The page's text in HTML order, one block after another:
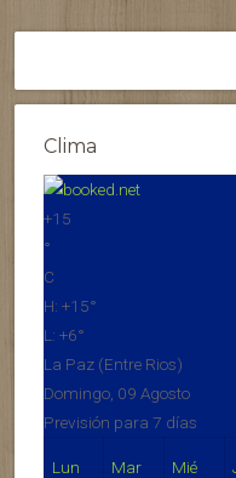
Clima
+15
°
C
H: +15°
L: +6°
La Paz (Entre Rios)
Domingo, 09 Agosto
Previsión para 7 días
Lun Mar Mié